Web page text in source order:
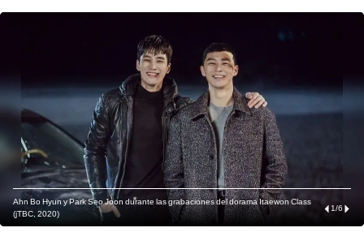
Ahn Bo Hyun y Park Seo Joon durante las grabaciones del dorama Itaewon Class
(jTBC, 2020)
1/6